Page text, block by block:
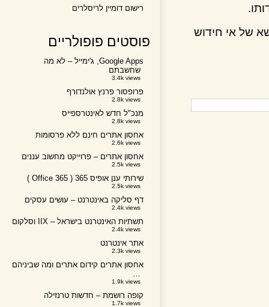
של אי חידוש
רישום דומיין לריסלרים
פוסטים פופולריים
Google Apps, ג'ימייל – לא מה
שחשבתם
3.4k views
פרופסור פרנץ אולנדורף
2.8k views
מנכ"ל חדש לאינטרספייס
2.8k views
אחסון אתרים חינם ללא פרסומות
2.6k views
אחסון אתרים – פרוייקט מחשוב עננים
2.5k views
שירותי ענן אופיס 365 ( Office 365 )
2.5k views
דף סליקה באינטרנט – עושים עסקים
2.4k views
תשתיות האינטרנט בישראל – IIX וסלקום
2.4k views
אתר אינטרנט
2.3k views
אחסון אתרים קידום אתרים ומה שביניהם
1.9k views
קופה רושמת – חדשות טרנזילה
1.7k views